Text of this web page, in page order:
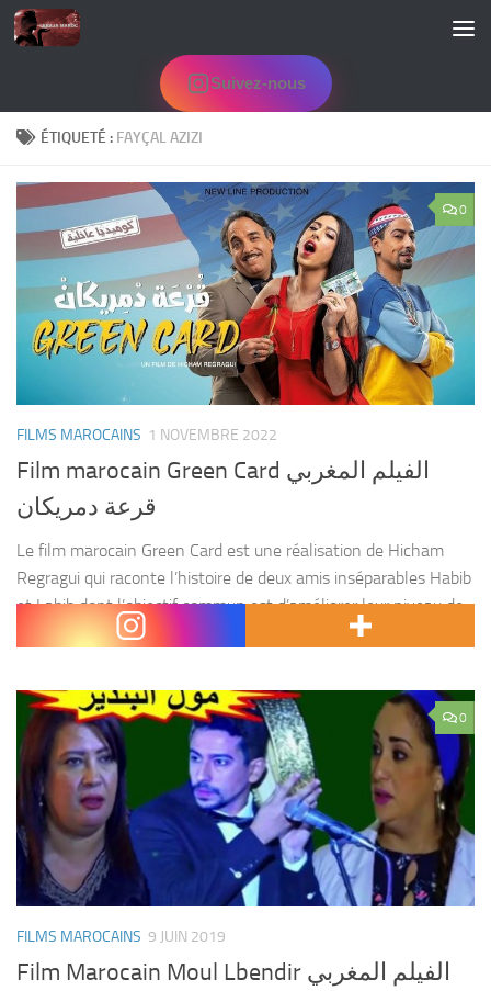
Skip to content
Suivez-nous
ÉTIQUETÉ : FAYÇAL AZIZI
0
FILMS MAROCAINS 1 NOVEMBRE 2022
Film marocain Green Card الفيلم المغربي
قرعة دمريكان
Le film marocain Green Card est une réalisation de Hicham
Regragui qui raconte l’histoire de deux amis inséparables Habib
et Labib dont l’objectif commun est d’améliorer leur niveau de
vie. Ils ont convenu d’une...
0
FILMS MAROCAINS 9 JUIN 2019
Film Marocain Moul Lbendir الفيلم المغربي